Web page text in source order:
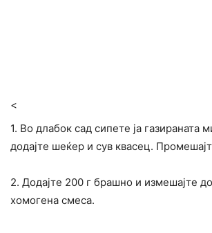
<
1. Во длабок сад сипете ја газираната
додајте шеќер и сув квасец.
2. Додајте 200 г брашно и измешајте
хомогена смеса.